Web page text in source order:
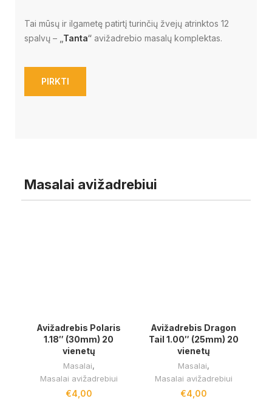
Tai mūsų ir ilgametę patirtį turinčių žvejų atrinktos 12
spalvų –
Tanta“ avižadrebio masalų komplektas.
PIRKTI
Masalai avižadrebiui
Avižadrebis Polaris
1.18″ (30mm) 20
vienetų
Masalai,
Masalai avižadrebiui
€4,00
Avižadrebis Dragon
Tail 1.00″ (25mm) 20
vienetų
Masalai,
Masalai avižadrebiui
€4,00